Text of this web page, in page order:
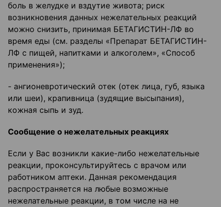
боль в желудке и вздутие живота; риск
возникновения данных нежелательных реакций
можно снизить, принимая БЕТАГИСТИН-ЛФ во
время еды (см. разделы «Препарат БЕТАГИСТИН-
ЛФ с пищей, напитками и алкоголем», «Способ
применения»);
- ангионевротический отек (отек лица, губ, языка
или шеи), крапивница (зудящие высыпания),
кожная сыпь и зуд.
Сообщение о нежелательных реакциях
Если у Вас возникли какие-либо нежелательные
реакции, проконсультируйтесь с врачом или
работником аптеки. Данная рекомендация
распространяется на любые возможные
нежелательные реакции, в том числе на не